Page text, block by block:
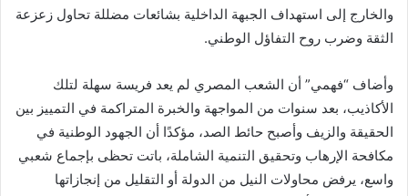
والخارج إلى استهداف الجبهة الداخلية بشائعات مضللة تحاول زعزعة
الثقة وضرب روح التفاؤل الوطني.
وأضاف “فهمي” أن الشعب المصري لم يعد فريسة سهلة لتلك
الأكاذيب، بعد سنوات من المواجهة والخبرة المتراكمة في التمييز بين
الحقيقة والزيف وأصبح حائط الصد، مؤكدًا أن الجهود الوطنية في
مكافحة الإرهاب وتحقيق التنمية الشاملة، باتت تحظى بإجماع شعبي
واسع، يرفض محاولات النيل من الدولة أو التقليل من إنجازاتها